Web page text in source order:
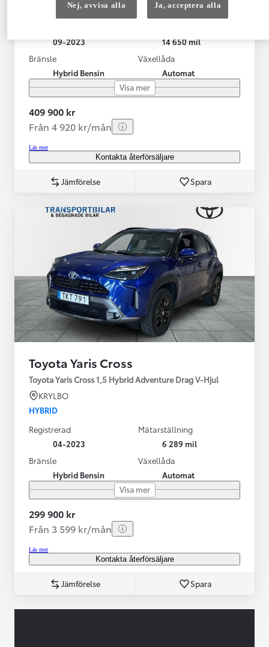
09-2023
14 650 mil
Bränsle
Hybrid Bensin
Växellåda
Automat
Visa mer
409 900 kr
Från 4 920 kr/mån
Läs mer
Kontakta återförsäljare
Jämförelse Spara
Toyota Yaris Cross
Toyota Yaris Cross 1,5 Hybrid Adventure Drag V-Hjul
KRYLBO
HYBRID
Registrerad
04-2023
Mätarställning
6 289 mil
Bränsle
Hybrid Bensin
Växellåda
Automat
Visa mer
299 900 kr
Från 3 599 kr/mån
Läs mer
Kontakta återförsäljare
Jämförelse Spara
Nej, avvisa alla Ja, acceptera alla